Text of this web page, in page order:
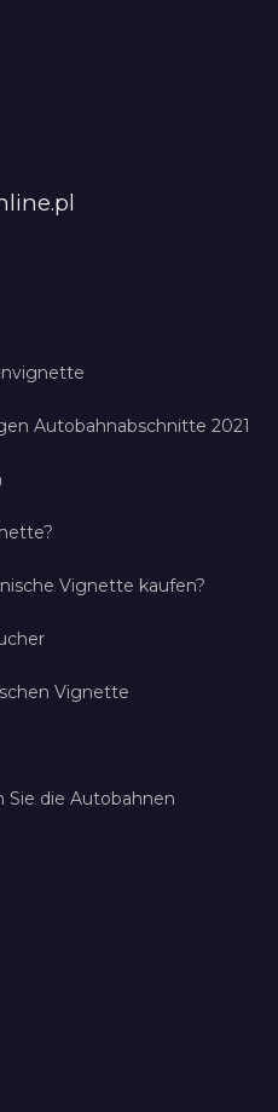
Autobahnabschnitte 2021
Vignette kaufen?
Vignette
Sie die Autobahnen